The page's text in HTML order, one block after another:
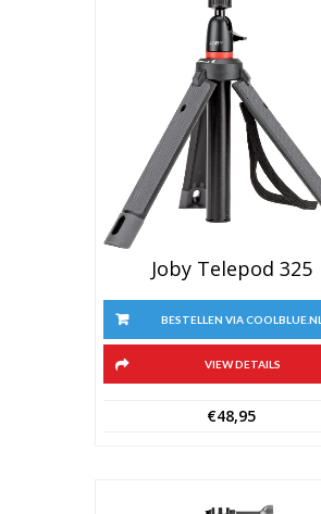
Joby Telepod 325
BESTELLEN VIA COOLBLUE.NL
VIEW DETAILS
€48,95